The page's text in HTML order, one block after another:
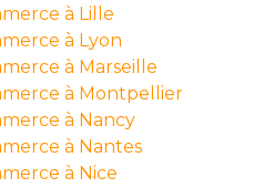
à Lille
à Lyon
à Marseille
à Montpellier
à Nancy
à Nantes
à Nice